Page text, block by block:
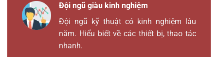
Đội ngũ giàu kinh nghiệm
Đội ngũ kỹ thuật có kinh nghiệm lâu
năm. Hiểu biết về các thiết bị, thao tác
nhanh.